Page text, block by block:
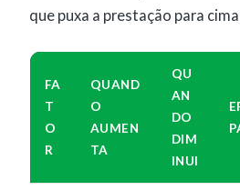
que puxa a prestação para
FA
T
O
R
QUAND
O
AUMEN
TA
QU
AN
DO
DIM
INUI